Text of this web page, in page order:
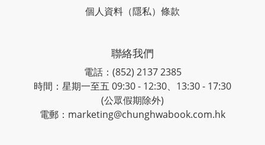
個人資料（隱私）條款
聯絡我們
電話：(852) 2137 2385
時間：星期一至五 09:30 - 12:30、13:30 - 17:30
(公眾假期除外)
電郵：marketing@chunghwabook.com.hk